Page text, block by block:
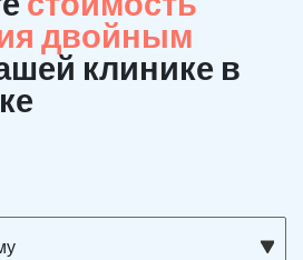
двойным
клинике в